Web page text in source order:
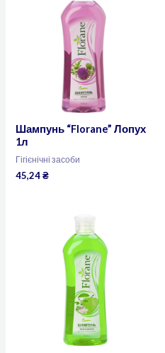
Шампунь “Florane” Лопух
1л
Гігієнічні засоби
45,24₴